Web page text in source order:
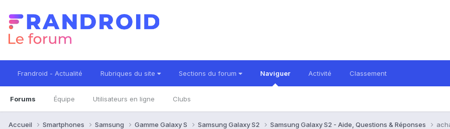
Frandroid - Actualité Rubriques du site Sections du forum Naviguer
Forums Équipe Utilisateurs en ligne Clubs
Activité Classement
Accueil Smartphones Samsung Gamme Galaxy S Samsung Galaxy S2 Samsung Galaxy S2 - Aide, Questions & Réponses